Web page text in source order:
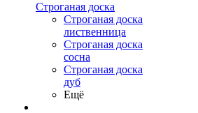
Строганая доска
Строганая доска
лиственница
Строганая доска
сосна
Строганая доска
дуб
Ещё